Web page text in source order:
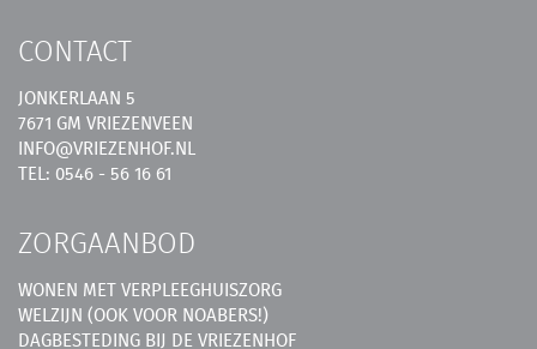
CONTACT
JONKERLAAN 5
7671 GM VRIEZENVEEN
INFO@VRIEZENHOF.NL
TEL: 0546 - 56 16 61
ZORGAANBOD
WONEN MET VERPLEEGHUISZORG
WELZIJN (OOK VOOR NOABERS!)
DAGBESTEDING BIJ DE VRIEZENHOF